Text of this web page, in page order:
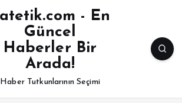
Güncel
Haberler Bir
Arada!
Haber Tutkunlarının Seçimi